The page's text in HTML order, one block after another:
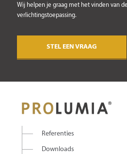
Wij helpen je graag met het vinden van
verlichtingstoepassing.
STEL EEN VRAAG
Referenties
Downloads